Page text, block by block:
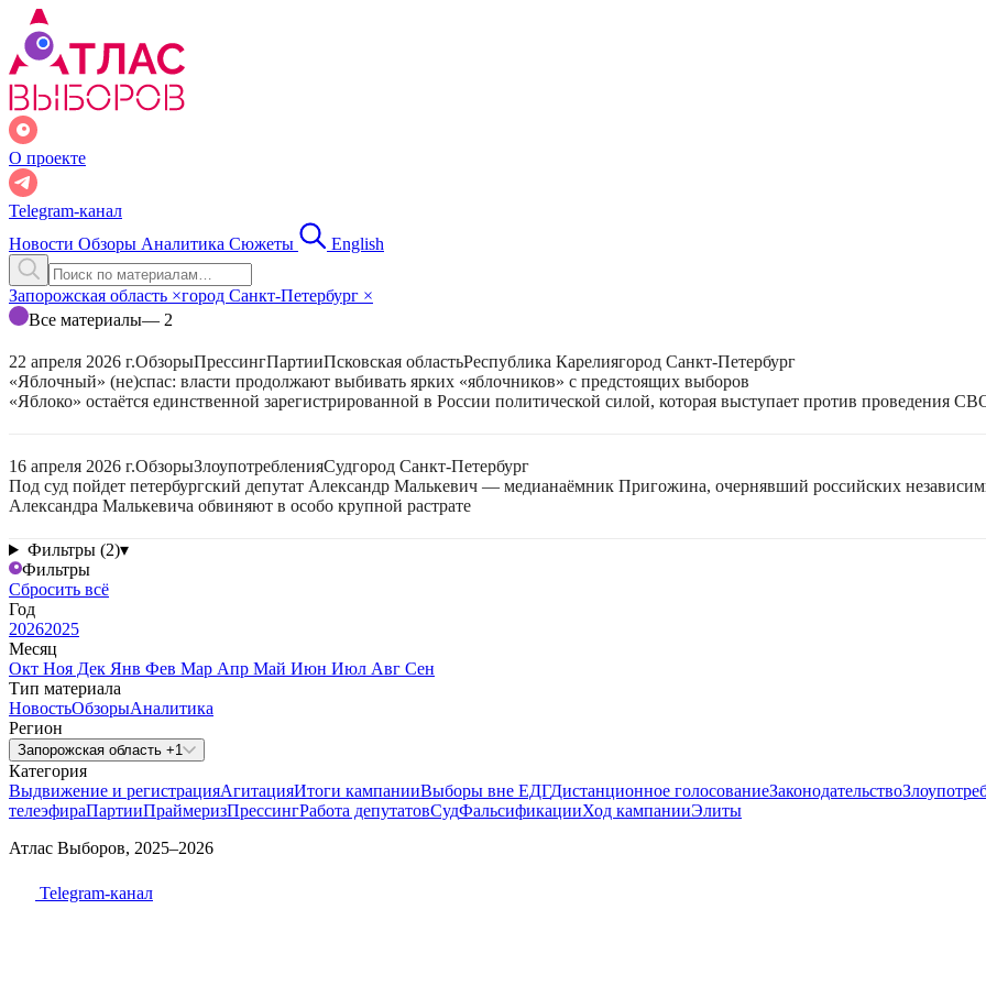
О проекте
Telegram-канал
Новости Обзоры Аналитика Сюжеты English
Запорожская область ×город Санкт-Петербург ×
Все материалы— 2
22 апреля 2026 г.ОбзорыПрессингПартииПсковская областьРеспублика Карелиягород Санкт-Петербург
«Яблочный» (не)спас: власти продолжают выбивать ярких «яблочников» с предстоящих выборов
«Яблоко» остаётся единственной зарегистрированной в России политической силой, которая выступает против проведения
16 апреля 2026 г.ОбзорыЗлоупотребленияСудгород Санкт-Петербург
Под суд пойдет петербургский депутат Александр Малькевич — медианаёмник Пригожина, очернявший российских
Александра Малькевича обвиняют в особо крупной растрате
Фильтры (2)▾
Фильтры
Сбросить всё
Год
20262025
Месяц
Окт Ноя Дек Янв Фев Мар Апр Май Июн Июл Авг Сен
Тип материала
НовостьОбзорыАналитика
Регион
Запорожская область +1
Категория
Выдвижение и регистрацияАгитацияИтоги кампанииВыборы вне ЕДГДистанционное голосованиеЗаконодательство
телеэфираПартииПраймеризПрессингРабота депутатовСудФальсификацииХод кампанииЭлиты
Атлас Выборов, 2025–2026
Telegram-канал